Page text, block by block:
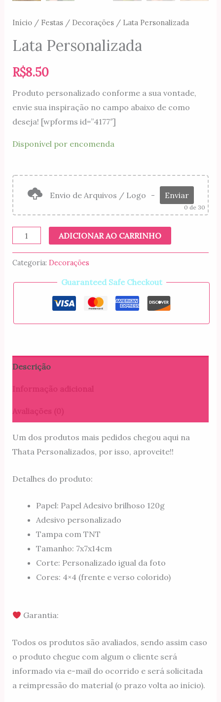
Início/ Festas/ Decorações/ Lata Personalizada
Lata Personalizada
R$8.50
Produto personalizado conforme a sua vontade,
envie sua inspiração no campo abaixo de como
deseja! [wpforms id=”4177″]
Disponível por encomenda
Envio de Arquivos / Logo - Enviar
0 de 30
Lata
Personalizada
quantidade
ADICIONAR AO CARRINHO
Categoria: Decorações
Guaranteed Safe Checkout
Descrição
Um dos produtos mais pedidos chegou aqui na
Thata Personalizados, por isso, aproveite!!
Detalhes do produto:
Papel: Papel Adesivo brilhoso 120g
Adesivo personalizado
Tampa com TNT
Tamanho: 7x7x14cm
Corte: Personalizado igual da foto
Cores: 4×4 (frente e verso colorido)
Garantia:
Todos os produtos são avaliados, sendo assim caso
o produto chegue com algum o cliente será
informado via e-mail do ocorrido e será solicitada
a reimpressão do material (o prazo volta ao início).